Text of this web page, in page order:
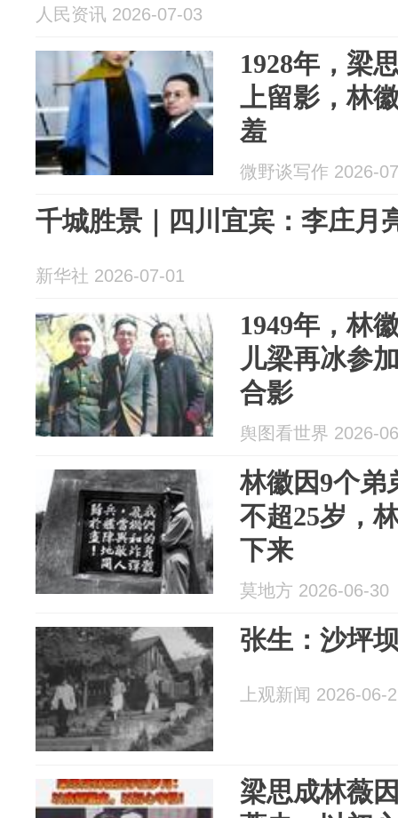
人民资讯 2026-07-03
1928年，梁
上留影，林
羞
微野谈写作 2026-
千城胜景｜四川宜宾：李庄月
新华社 2026-07-01
1949年，林
儿梁再冰参
合影
舆图看世界 2026-
林徽因9个弟
不超25岁，
下来
莫地方 2026-06-30
张生：沙坪
上观新闻 2026-06-
梁思成林薇